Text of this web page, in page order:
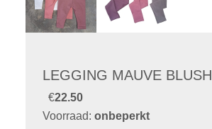
LEGGING MAUVE BLUSH
€22.50
Voorraad: onbeperkt